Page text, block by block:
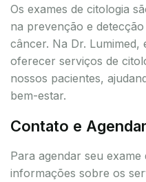
Os exames de citologia
na prevenção e
câncer. Na Dr. Lumimed,
oferecer serviços de
nossos pacientes,
bem-estar.
Contato e
Para agendar seu
informações sobre os